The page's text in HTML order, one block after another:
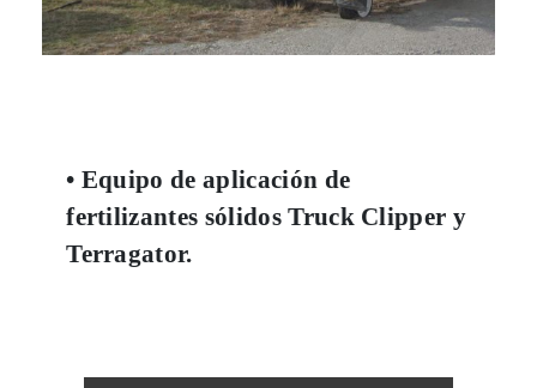
• Equipo de aplicación de
fertilizantes sólidos Truck Clipper y
Terragator.